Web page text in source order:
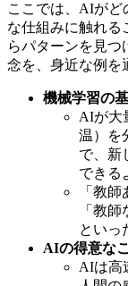
ここでは、AIがど
な仕組みに触れる
らパターンを見つ
念を、身近な例を
機械学習の
AIが大
温）を
で、新
できる
「教
「教
といっ
AIの得意な
AIは高